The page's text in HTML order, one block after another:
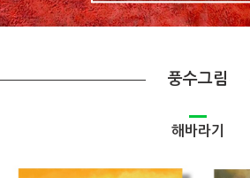
풍수그림
해바라기